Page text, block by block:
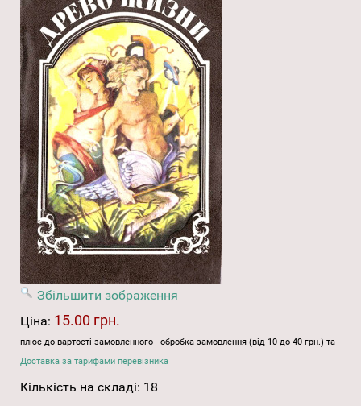
Збільшити зображення
Ціна: 15.00 грн.
плюс до вартості замовленного - обробка замовлення (від 10 до 40 грн.) та
Доставка за тарифами перевізника
Кількість на складі: 18